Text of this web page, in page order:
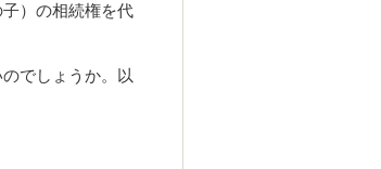
）の相続権を代
でしょうか。以